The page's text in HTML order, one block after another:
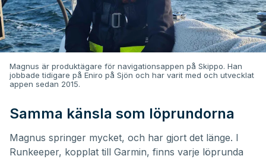
Magnus är produktägare för navigationsappen på Skippo. Han
jobbade tidigare på Eniro på Sjön och har varit med och utvecklat
appen sedan 2015.
Samma känsla som löprundorna
Magnus springer mycket, och har gjort det länge. I
Runkeeper, kopplat till Garmin, finns varje löprunda